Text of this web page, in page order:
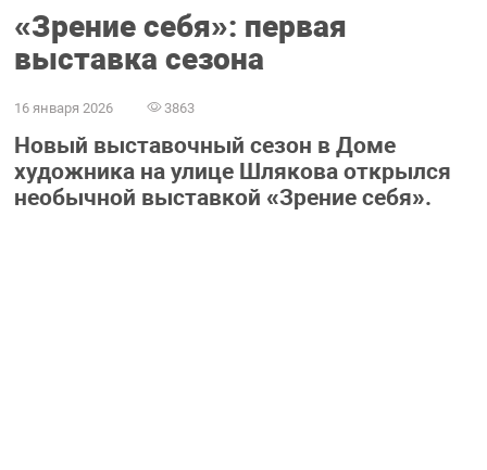
«Зрение себя»: первая
выставка сезона
16 января 2026 3863
Новый выставочный сезон в Доме
художника на улице Шлякова открылся
необычной выставкой «Зрение себя».